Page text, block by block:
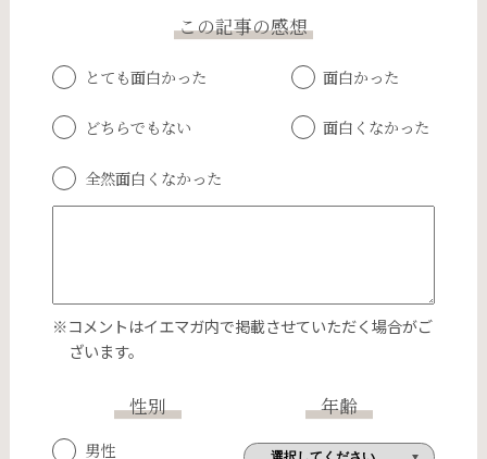
この記事の感想
とても面白かった 面白かった
どちらでもない 面白くなかった
全然面白くなかった
※コメントはイエマガ内で掲載させていただく場合がご
ざいます。
性別
男性
年齢